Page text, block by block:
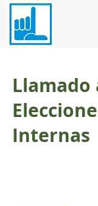
Llamado
Internas